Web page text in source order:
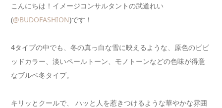
こんにちは！イメージコンサルタントの武道れい
(@BUDOFASHION)です！
4タイプの中でも、冬の真っ白な雪に映えるような、原色のビビ
ッドカラー、淡いペールトーン、モノトーンなどの色味が得意
なブルベ冬タイプ。
キリッとクールで、 ハッと人を惹きつけるような華やかな雰囲